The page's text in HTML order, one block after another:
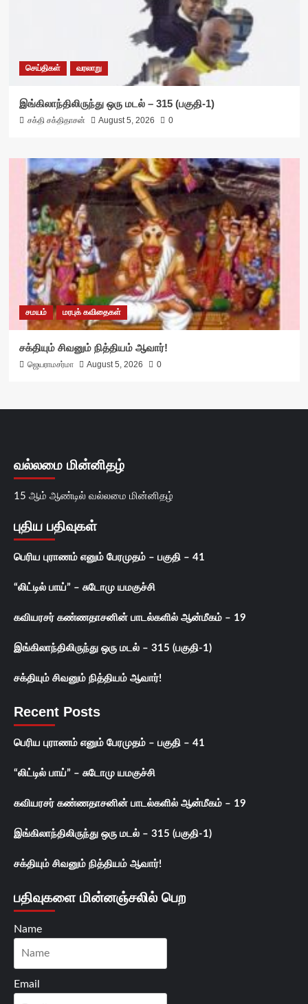
செய்திகள் வரலாறு
இங்கிலாந்திலிருந்து ஒரு மடல் – 315 (பகுதி-1)
சக்தி சக்திதாசன் August 5, 2026 0
சமயம் மரபுக் கவிதைகள்
சக்தியும் சிவனும் நித்தியம் ஆவார்!
ஜெயராமசர்மா August 5, 2026 0
வல்லமை மின்னிதழ்
15 ஆம் ஆண்டில் வல்லமை மின்னிதழ்
புதிய பதிவுகள்
பெரிய புராணம் எனும் பேரமுதம் – பகுதி – 41
“லிட்டில் பாய்” – சுடோமு யமகுச்சி
கவியரசர் கண்ணதாசனின் பாடல்களில் ஆன்மீகம் – 19
இங்கிலாந்திலிருந்து ஒரு மடல் – 315 (பகுதி-1)
சக்தியும் சிவனும் நித்தியம் ஆவார்!
Recent Posts
பெரிய புராணம் எனும் பேரமுதம் – பகுதி – 41
“லிட்டில் பாய்” – சுடோமு யமகுச்சி
கவியரசர் கண்ணதாசனின் பாடல்களில் ஆன்மீகம் – 19
இங்கிலாந்திலிருந்து ஒரு மடல் – 315 (பகுதி-1)
சக்தியும் சிவனும் நித்தியம் ஆவார்!
பதிவுகளை மின்னஞ்சலில் பெற
Name
Email